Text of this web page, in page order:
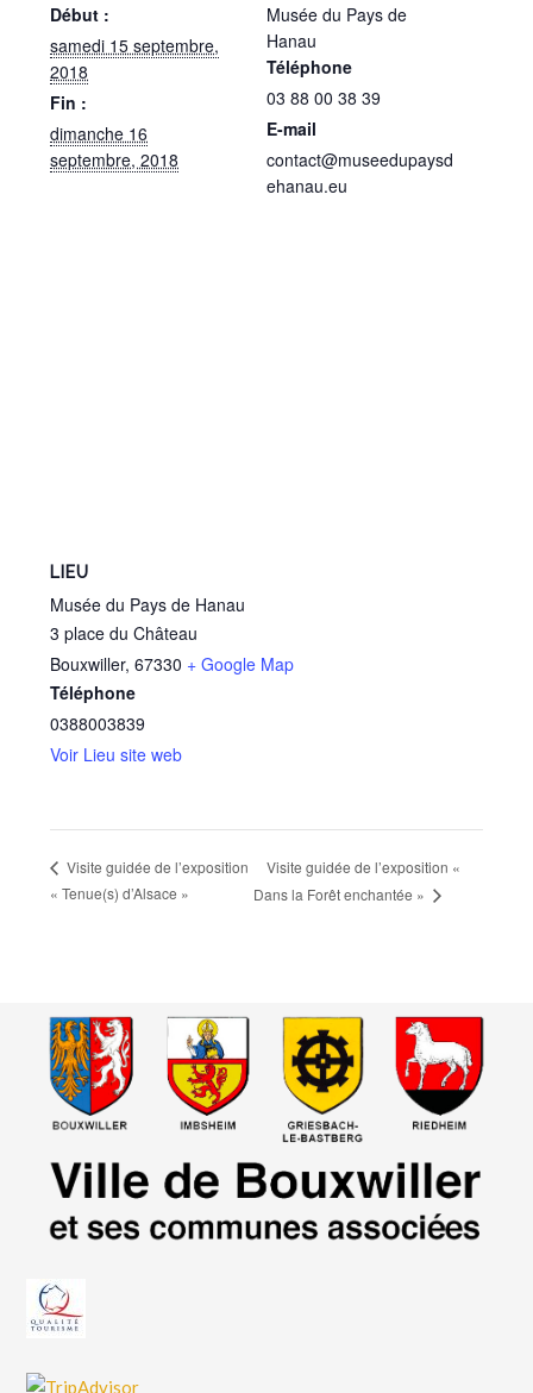
Début :
samedi 15 septembre,
2018
Fin :
dimanche 16
septembre, 2018
Musée du Pays de
Hanau
Téléphone
03 88 00 38 39
E-mail
contact@museedupaysd
ehanau.eu
LIEU
Musée du Pays de Hanau
3 place du Château
Bouxwiller, 67330 + Google Map
Téléphone
0388003839
Voir Lieu site web
Visite guidée de l’exposition
« Tenue(s) d’Alsace »
Visite guidée de l’exposition «
Dans la Forêt enchantée »